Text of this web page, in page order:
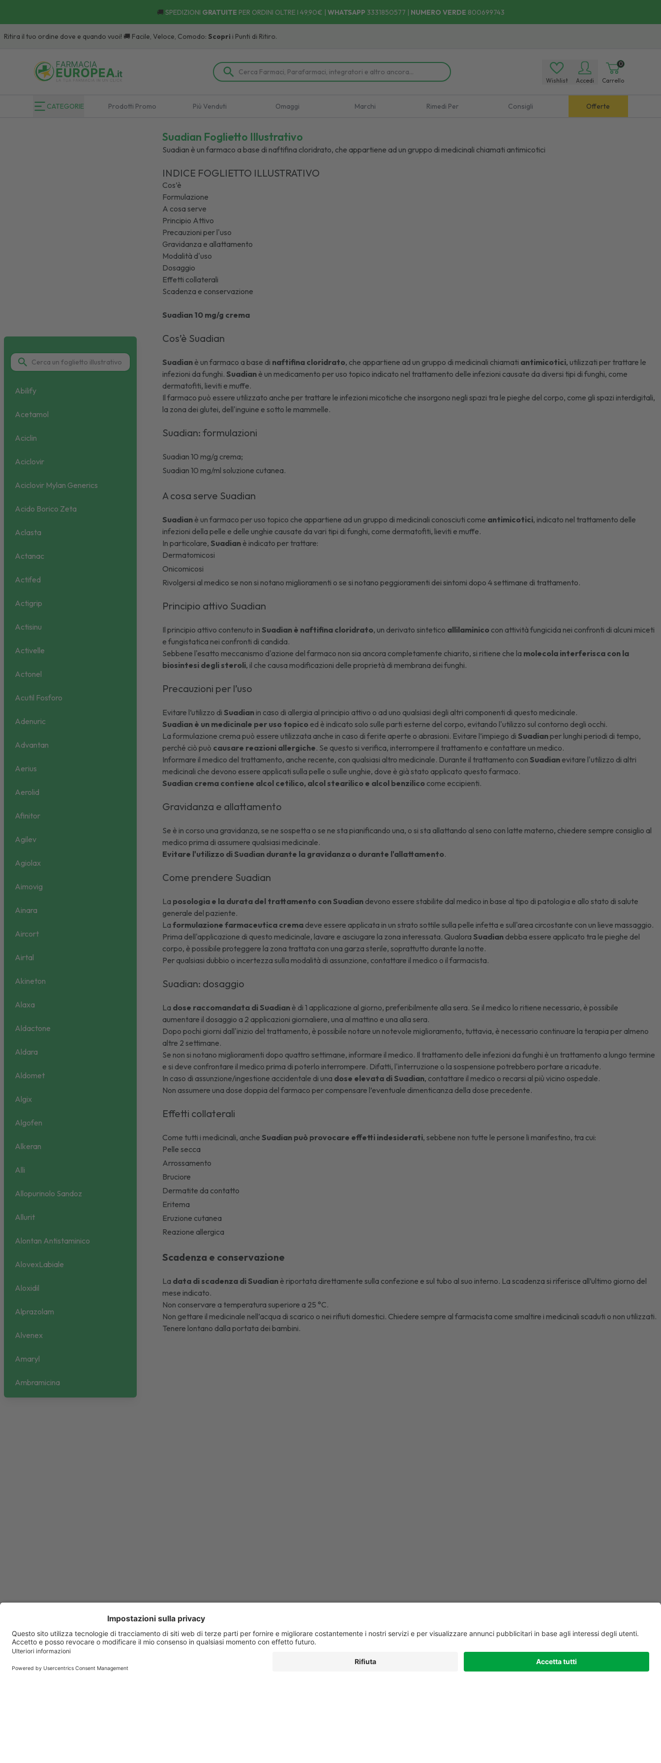
🚚 SPEDIZIONI GRATUITE PER ORDINI OLTRE I 49,90€ | WHATSAPP 3331850577 | NUMERO VERDE 800699743
dove e quando vuoi! 🚚 Facile, Veloce, Comodo:Scoprii Punti di Ritiro.
Wishlist Accedi
0
Carrello
CATEGORIE Prodotti Promo Più Venduti Omaggi Marchi Rimedi Per Consigli Offerte
Abilify
Acetamol
Aciclin
Aciclovir
Aciclovir Mylan Generics
Acido Borico Zeta
Aclasta
Actanac
Actifed
Actigrip
Actisinu
Activelle
Actonel
Acutil Fosforo
Adenuric
Advantan
Aerius
Aerolid
Afinitor
Agilev
Agiolax
Aimovig
Ainara
Aircort
Airtal
Akineton
Alaxa
Aldactone
Aldara
Aldomet
Algix
Algofen
Alkeran
Alli
Allopurinolo Sandoz
Allurit
Alontan Antistaminico
AlovexLabiale
Aloxidil
Alprazolam
Alvenex
Amaryl
Ambramicina
Anexate
Angeliq
Suadian Foglietto Illustrativo
Suadian è un farmaco a base di naftifina cloridrato, che appartiene ad un gruppo di medicinali chiamati antimicotici
INDICE FOGLIETTO ILLUSTRATIVO
Cos’è
Formulazione
A cosa serve
Principio Attivo
Precauzioni per l'uso
Gravidanza e allattamento
Modalità d'uso
Dosaggio
Effetti collaterali
Scadenza e conservazione
Suadian 10 mg/g crema
Cos’è Suadian
Suadian è un farmaco a base di naftifina cloridrato, che appartiene ad un gruppo di medicinali chiamati antimicotici, utilizzati per trattare le
infezioni da funghi.Suadian è un medicamento per uso topico indicato nel trattamento delle infezioni causate da diversi tipi di funghi, come
dermatofiti, lieviti e muffe.
Il farmaco può essere utilizzato anche per trattare le infezioni micotiche che insorgono negli spazi tra le pieghe del corpo, come gli spazi interdigitali,
la zona dei glutei, dell'inguine e sotto le mammelle.
Suadian: formulazioni
Suadian 10 mg/g crema;
Suadian 10 mg/ml soluzione cutanea.
A cosa serve Suadian
Suadian è un farmaco per uso topico che appartiene ad un gruppo di medicinali conosciuti come antimicotici, indicato nel trattamento delle
infezioni della pelle e delle unghie causate da vari tipi di funghi, come dermatofiti, lieviti e muffe.
In particolare,Suadian è indicato per trattare:
Dermatomicosi
Onicomicosi
Rivolgersi al medico se non si notano miglioramenti o se si notano peggioramenti dei sintomi dopo 4 settimane di trattamento.
Principio attivo Suadian
Il principio attivo contenuto inSuadian è naftifina cloridrato, un derivato sintetico allilaminico con attività fungicida nei confronti di alcuni miceti
e fungistatica nei confronti di candida.
Sebbene l'esatto meccanismo d'azione del farmaco non sia ancora completamente chiarito, si ritiene che la molecola interferisca con la
biosintesi degli steroli, il che causa modificazioni delle proprietà di membrana dei funghi.
Precauzioni per l’uso
Evitare l’utilizzo diSuadianin caso di allergia al principio attivo o ad uno qualsiasi degli altri componenti di questo medicinale.
Suadian è un medicinale per uso topico ed è indicato solo sulle parti esterne del corpo, evitando l'utilizzo sul contorno degli occhi.
La formulazione crema può essere utilizzata anche in caso di ferite aperte o abrasioni. Evitare l’impiego diSuadianper lunghi periodi di tempo,
perché ciò può causare reazioni allergiche. Se questo si verifica, interrompere il trattamento e contattare un medico.
Informare il medico del trattamento, anche recente, con qualsiasi altro medicinale. Durante il trattamento conSuadian evitare l'utilizzo di altri
medicinali che devono essere applicati sulla pelle o sulle unghie, dove è già stato applicato questo farmaco.
Suadian crema contiene alcol cetilico, alcol stearilico e alcol benzilico come eccipienti.
Gravidanza e allattamento
Se è in corso una gravidanza, se ne sospetta o se ne sta pianificando una, o si sta allattando al seno con latte materno, chiedere sempre consiglio al
medico prima di assumere qualsiasi medicinale.
Evitare l'utilizzo di Suadian durante la gravidanza o durante l'allattamento.
Come prendere Suadian
La posologia e la durata del trattamento con Suadian devono essere stabilite dal medico in base al tipo di patologia e allo stato di salute
generale del paziente.
Laformulazione farmaceutica crema deve essere applicata in un strato sottile sulla pelle infetta e sull'area circostante con un lieve massaggio.
Prima dell'applicazione di questo medicinale, lavare e asciugare la zona interessata. QualoraSuadian debba essere applicato tra le pieghe del
corpo, è possibile proteggere la zona trattata con una garza sterile, soprattutto durante la notte.
Per qualsiasi dubbio o incertezza sulla modalità di assunzione, contattare il medico o il farmacista.
Suadian: dosaggio
La dose raccomandata di Suadian è di 1 applicazione al giorno, preferibilmente alla sera. Se il medico lo ritiene necessario, è possibile
aumentare il dosaggio a 2 applicazioni giornaliere, una al mattino e una alla sera.
Dopo pochi giorni dall'inizio del trattamento, è possibile notare un notevole miglioramento, tuttavia, è necessario continuare la terapia per almeno
altre 2 settimane.
Se non si notano miglioramenti dopo quattro settimane, informare il medico. Il trattamento delle infezioni da funghi è un trattamento a lungo termine
e si deve confrontare il medico prima di poterlo interrompere. Difatti, l'interruzione o la sospensione potrebbero portare a ricadute.
In caso di assunzione/ingestione accidentale di una dose elevata di Suadian, contattare il medico o recarsi al più vicino ospedale.
Non assumere una dose doppia del farmaco per compensare l’eventuale dimenticanza della dose precedente.
Effetti collaterali
Come tutti i medicinali, ancheSuadian può provocare effetti indesiderati, sebbene non tutte le persone li manifestino, tra cui:
Pelle secca
Arrossamento
Bruciore
Dermatite da contatto
Eritema
Eruzione cutanea
Reazione allergica
Scadenza e conservazione
La data di scadenza diSuadian è riportata direttamente sulla confezione e sul tubo al suo interno. La scadenza si riferisce all’ultimo giorno del
mese indicato.
Non conservare a temperatura superiore a 25 °C.
Non gettare il medicinale nell’acqua di scarico o nei rifiuti domestici. Chiedere sempre al farmacista come smaltire i medicinali scaduti o non utilizzati.
Tenere lontano dalla portata dei bambini.